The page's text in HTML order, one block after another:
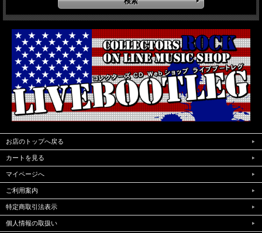
お店のトップへ戻る
カートを見る
マイページへ
ご利用案内
特定商取引法表示
個人情報の取扱い